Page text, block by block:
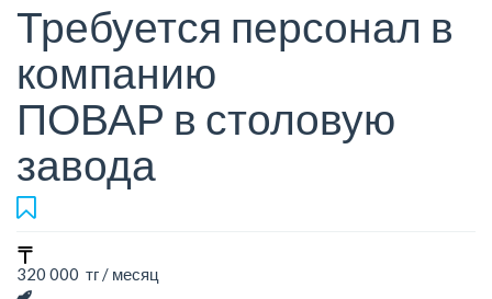
Требуется персонал в
компанию
ПОВАР в столовую
завода
320 000 тг / месяц